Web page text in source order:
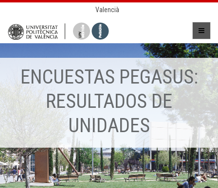
Valencià
ENCUESTAS PEGASUS:
RESULTADOS DE
UNIDADES